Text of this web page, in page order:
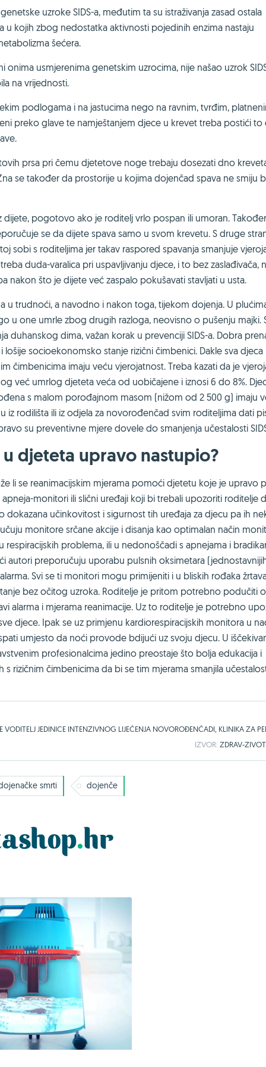
uzroke SIDS-a, međutim ta su istraživanja zasad ostala
u kojih zbog nedostatka aktivnosti pojedinih enzima nastaju
šećera.
onima usmjerenima genetskim uzrocima, nije našao uzrok
na vrijednosti.
podlogama i na jastucima nego na ravnim, tvrđim,
preko glave te namještanjem djece u krevet treba postići to
prsa pri čemu djetetove noge trebaju dosezati dno
se također da prostorije u kojima dojenčad spava ne smiju
pogotovo ako je roditelj vrlo pospan ili umoran.
se da dijete spava samo u svom krevetu. S druge
sobi s roditeljima jer takav raspored spavanja smanjuje
duda-varalica pri uspavljivanju djece, i to bez zaslađivača,
nakon što je dijete već zaspalo pokušavati stavljati u usta.
u trudnoći, a navodno i nakon toga, tijekom dojenja. U
u one umrle zbog drugih razloga, neovisno o pušenju majki.
duhanskog dima, važan korak u prevenciji SIDS-a. Dobra
socioekonomsko stanje rizični čimbenici. Dakle sva djeca
čimbenicima imaju veću vjerojatnost. Treba kazati da je
već umrlog djeteta veća od uobičajene i iznosi 6 do 8%.
s malom porođajnom masom (nižom od 2 500 g) imaju
iz rodilišta ili iz odjela za novorođenčad svim roditeljima dati
su preventivne mjere dovele do smanjenja učestalosti
djeteta upravo nastupio?
li se reanimacijskim mjerama pomoći djetetu koje je upravo
monitori ili slični uređaji koji bi trebali upozoriti roditelje
učinkovitost i sigurnost tih uređaja za djecu pa ih
monitore srčane akcije i disanja kao optimalan način
respiracijskih problema, ili u nedonoščadi s apnejama i
autori preporučuju uporabu pulsnih oksimetara
Svi se ti monitori mogu primijeniti i u bliskih rođaka
bez očitog uzroka. Roditelje je pritom potrebno podučiti o
alarma i mjerama reanimacije. Uz to roditelje je potrebno
djece. Ipak se uz primjenu kardiorespiracijskih monitora u
umjesto da noći provode bdijući uz svoju djecu. U
profesionalcima jedino preostaje što bolja edukacija i
rizičnim čimbenicima da bi se tim mjerama smanjila
VODITELJ JEDINICE INTENZIVNOG LIJEČENJA NOVOROĐENČADI, KLINIKA ZA
IZVOR: ZDRAV-
smrti dojenče